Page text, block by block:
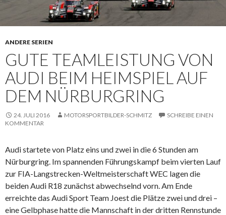
ANDERE SERIEN
GUTE TEAMLEISTUNG VON
AUDI BEIM HEIMSPIEL AUF
DEM NÜRBURGRING
24. JULI 2016 MOTORSPORTBILDER-SCHMITZ
SCHREIBE EINEN
KOMMENTAR
Audi startete von Platz eins und zwei in die 6 Stunden am
Nürburgring. Im spannenden Führungskampf beim vierten Lauf
zur FIA-Langstrecken-Weltmeisterschaft WEC lagen die
beiden Audi R18 zunächst abwechselnd vorn. Am Ende
erreichte das Audi Sport Team Joest die Plätze zwei und drei –
eine Gelbphase hatte die Mannschaft in der dritten Rennstunde